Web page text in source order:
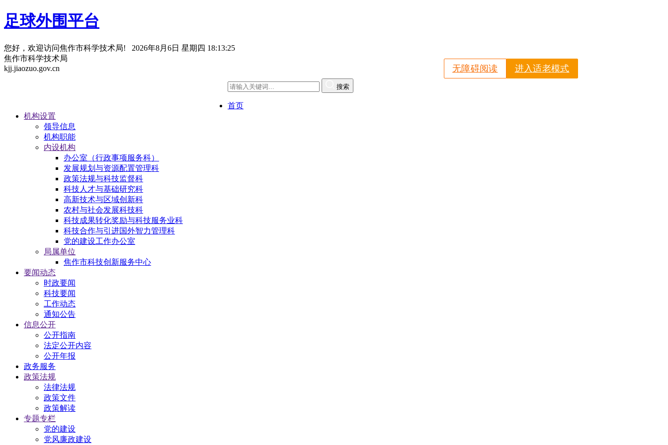
足球外围平台
您好，欢迎访问焦作市科学技术局! 2026年8月6日 星期四 18:13:25
焦作市科学技术局
kjj.jiaozuo.gov.cn
进入适老模式
无障碍阅读
搜索
首页
机构设置
领导信息
机构职能
内设机构
办公室（行政事项服务科）
发展规划与资源配置管理科
政策法规与科技监督科
科技人才与基础研究科
高新技术与区域创新科
农村与社会发展科技科
科技成果转化奖励与科技服务业科
科技合作与引进国外智力管理科
党的建设工作办公室
局属单位
焦作市科技创新服务中心
要闻动态
时政要闻
科技要闻
工作动态
通知公告
信息公开
公开指南
法定公开内容
公开年报
政务服务
政策法规
法律法规
政策文件
政策解读
专题专栏
党的建设
党风廉政建设